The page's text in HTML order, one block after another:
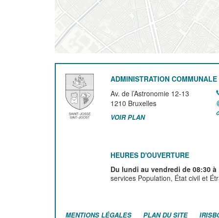
ADMINISTRATION
Av. de l’Astronomie 12-13
1210 Bruxelles
VOIR PLAN
HEURES D'OUVERTURE
Du lundi au vendredi de 08:30 à
services Population, État civil et
MENTIONS LÉGALES PLAN DU SITE